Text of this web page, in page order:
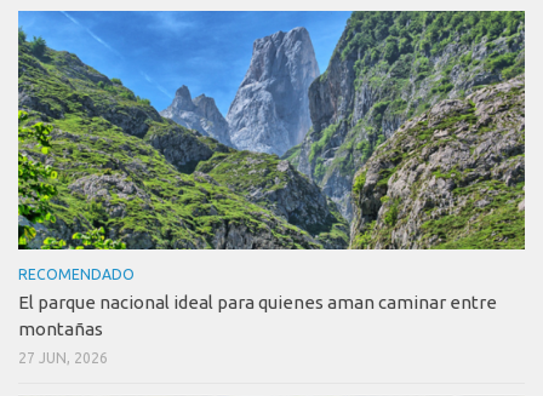
RECOMENDADO
El parque nacional ideal para quienes aman caminar entre
montañas
27 JUN, 2026